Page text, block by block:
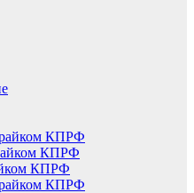
райком КПРФ
КПРФ
КПРФ
КПРФ